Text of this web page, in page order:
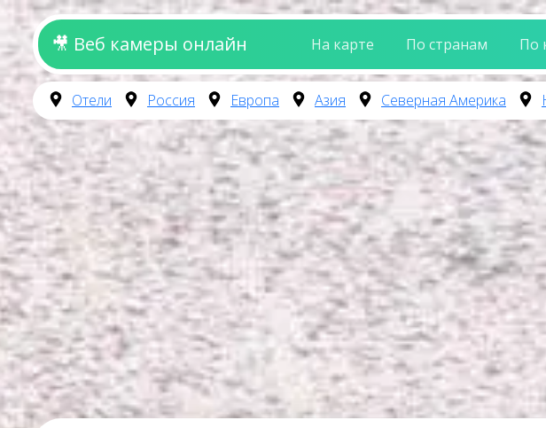
🎥 Веб камеры онлайн На карте По странам По
Отели Россия Европа Азия Северная Америка